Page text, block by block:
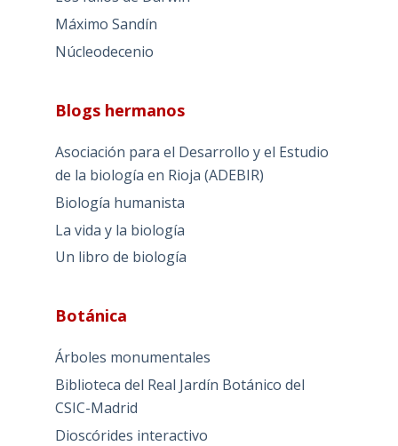
Máximo Sandín
Núcleodecenio
Blogs hermanos
Asociación para el Desarrollo y el Estudio
de la biología en Rioja (ADEBIR)
Biología humanista
La vida y la biología
Un libro de biología
Botánica
Árboles monumentales
Biblioteca del Real Jardín Botánico del
CSIC-Madrid
Dioscórides interactivo